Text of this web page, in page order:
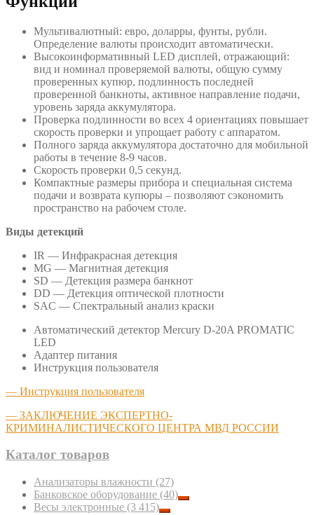
Мультивалютный: евро, доларры, фунты, рубли.
Определение валюты происходит автоматически.
Высокоинформативный LED дисплей, отражающий:
вид и номинал проверяемой валюты, общую сумму
проверенных купюр, подлинность последней
проверенной банкноты, активное направление подачи,
уровень заряда аккумулятора.
Проверка подлинности во всех 4 ориентациях повышает
скорость проверки и упрощает работу с аппаратом.
Полного заряда аккумулятора достаточно для мобильной
работы в течение 8-9 часов.
Скорость проверки 0,5 секунд.
Компактные размеры прибора и специальная система
подачи и возврата купюры – позволяют сэкономить
пространство на рабочем столе.
Виды детекций
IR — Инфракрасная детекция
MG — Магнитная детекция
SD — Детекция размера банкнот
DD — Детекция оптической плотности
SAC — Спектральный анализ краски
Автоматический детектор Mercury D-20A PROMATIC
LED
Адаптер питания
Инструкция пользователя
— Инструкция пользователя
— ЗАКЛЮЧЕНИЕ ЭКСПЕРТНО-
КРИМИНАЛИСТИЧЕСКОГО ЦЕНТРА МВД РОССИИ
Каталог товаров
Анализаторы влажности (27)
Банковское оборудование (40)
Весы электронные (3 415)